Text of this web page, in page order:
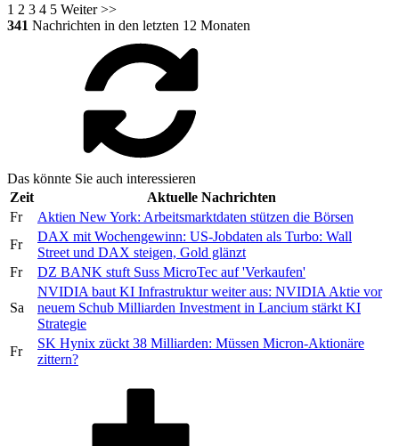
1 2 3 4 5 Weiter >>
341 Nachrichten in den letzten 12 Monaten
Das könnte Sie auch interessieren
Zeit
Aktuelle Nachrichten
Fr
Aktien New York: Arbeitsmarktdaten stützen die Börsen
Fr
DAX mit Wochengewinn: US-Jobdaten als Turbo: Wall
Street und DAX steigen, Gold glänzt
Fr
DZ BANK stuft Suss MicroTec auf 'Verkaufen'
Sa
NVIDIA baut KI Infrastruktur weiter aus: NVIDIA Aktie vor
neuem Schub Milliarden Investment in Lancium stärkt KI
Strategie
Fr
SK Hynix zückt 38 Milliarden: Müssen Micron-Aktionäre
zittern?